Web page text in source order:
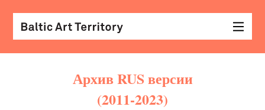
Архив RUS версии
(2011-2023)